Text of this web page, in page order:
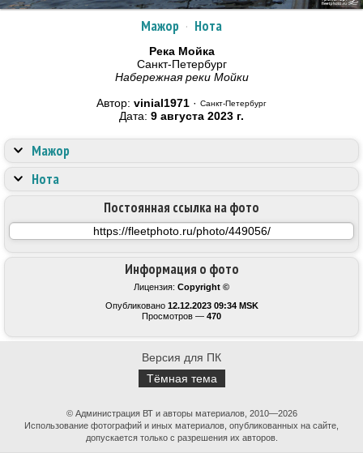
Мажор · Нота
Река Мойка
Санкт-Петербург
Набережная реки Мойки
Автор: vinial1971 · Санкт-Петербург
Дата: 9 августа 2023 г.
Информация о фото
Лицензия: Copyright ©
Опубликовано 12.12.2023 09:34 MSK
Просмотров — 470
Постоянная ссылка на фото
Мажор
Нота
Версия для ПК
Тёмная тема
© Администрация ВТ и авторы материалов, 2010—2026
Использование фотографий и иных материалов, опубликованных на сайте,
допускается только с разрешения их авторов.